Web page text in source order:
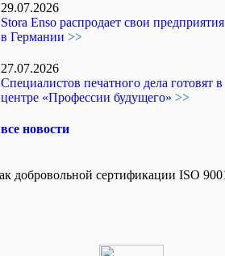
29.07.2026
Stora Enso распродает свои предприятия
в Германии >>
27.07.2026
Специалистов печатного дела готовят в
центре «Профессии будущего» >>
все новости